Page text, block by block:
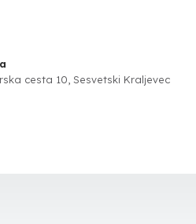
cesta 10, Sesvetski Kraljevec